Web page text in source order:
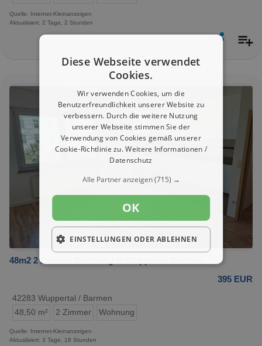
Quelle: Internet-Kleinanzeigen
Aktualisiert: 2 Tage, 2 Stunden
48m2 2 Zimmer Wohnung in Wuppertal Barmen
395 EUR
42283 Wuppertal / Barmen
48,50 m²
2 Zimmer Wohnung
Quelle: Internet-Kleinanzeigen
Aktualisiert: 3 Tage, 18 Stunden
Diese Webseite verwendet
Cookies.
Wir verwenden Cookies, um die
Benutzerfreundlichkeit unserer Website zu
verbessern. Durch die weitere Nutzung
unserer Webseite stimmen Sie der
Verwendung von Cookies gemäß unserer
Cookie-Richtlinie zu.Weitere Informationen /
Datenschutz
Alle Partner anzeigen(715) →
OK
EINSTELLUNGEN ODER ABLEHNEN